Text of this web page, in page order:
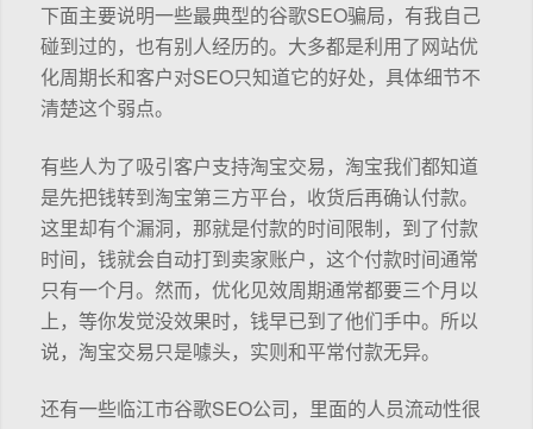
下面主要说明一些最典型的谷歌SEO骗局，有我自己
碰到过的，也有别人经历的。大多都是利用了网站优
化周期长和客户对SEO只知道它的好处，具体细节不
清楚这个弱点。
有些人为了吸引客户支持淘宝交易，淘宝我们都知道
是先把钱转到淘宝第三方平台，收货后再确认付款。
这里却有个漏洞，那就是付款的时间限制，到了付款
时间，钱就会自动打到卖家账户，这个付款时间通常
只有一个月。然而，优化见效周期通常都要三个月以
上，等你发觉没效果时，钱早已到了他们手中。所以
说，淘宝交易只是噱头，实则和平常付款无异。
还有一些临江市谷歌SEO公司，里面的人员流动性很